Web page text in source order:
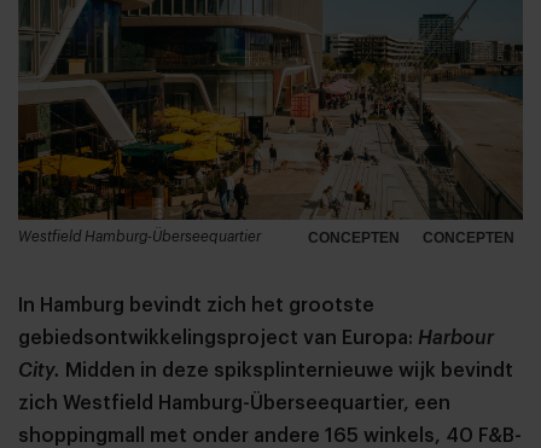
CONCEPTEN CONCEPTEN
Westfield Hamburg-Überseequartier
In Hamburg bevindt zich het grootste
gebiedsontwikkelingsproject van Europa: Harbour
City. Midden in deze spiksplinternieuwe wijk bevindt
zich Westfield Hamburg-Überseequartier, een
shoppingmall met onder andere 165 winkels, 40 F&B-